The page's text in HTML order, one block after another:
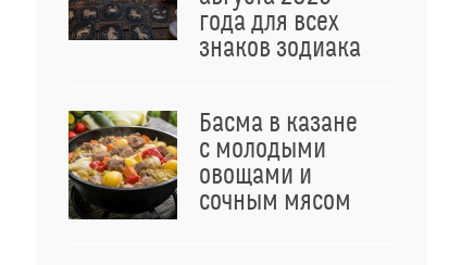
года для всех
знаков зодиака
Басма в казане
с молодыми
овощами и
сочным мясом